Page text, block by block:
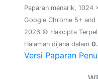
Paparan menarik, 1024
Google Chrome 5+ and
2026 © Hakcipta
Halaman dijana dalam
Versi Paparan